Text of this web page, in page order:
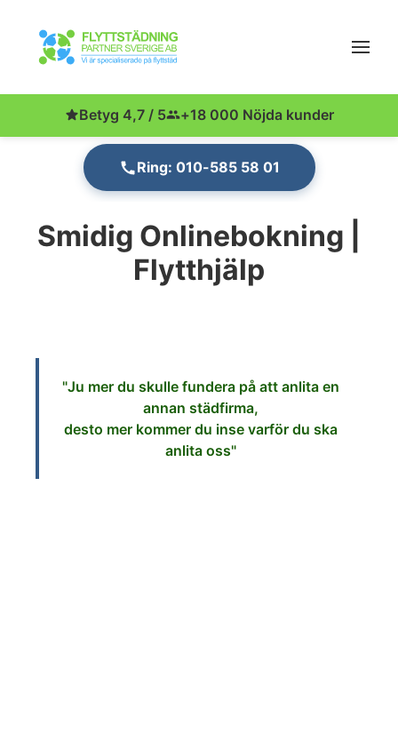
Betyg 4,7 / 5 +18 000 Nöjda kunder
Ring: 010-585 58 01
Smidig Onlinebokning |
Flytthjälp
"Ju mer du skulle fundera på att anlita en
annan städfirma,
desto mer kommer du inse varför du ska
anlita oss"